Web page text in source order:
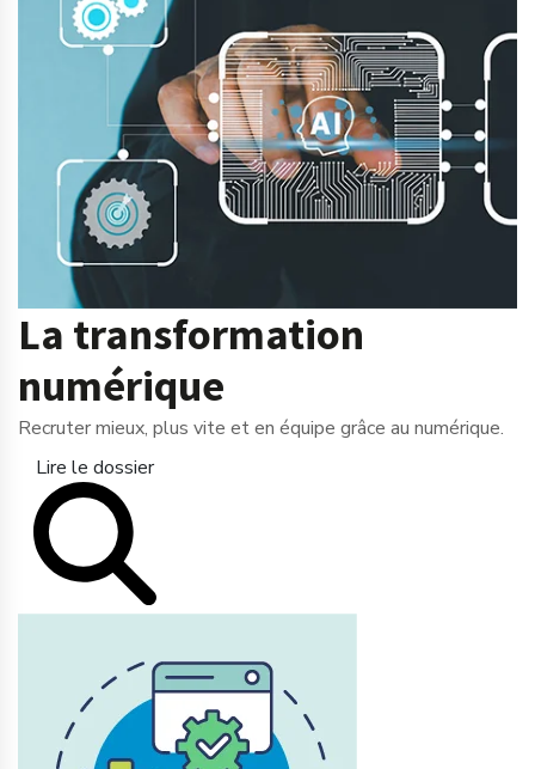
La transformation
numérique
Recruter mieux, plus vite et en équipe grâce au numérique.
Lire le dossier